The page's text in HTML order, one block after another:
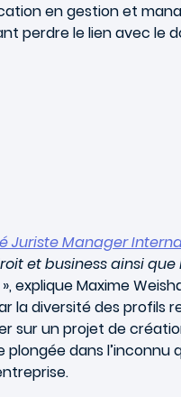
en gestion et
perdre le lien avec le
Juriste Manager
et business ainsi que
explique Maxime
la diversité des profils
sur un projet de
plongée dans l’inconnu